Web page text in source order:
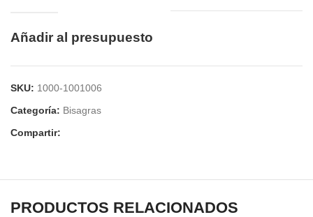
Añadir al presupuesto
SKU: 1000-1001006
Categoría: Bisagras
Compartir:
PRODUCTOS RELACIONADOS